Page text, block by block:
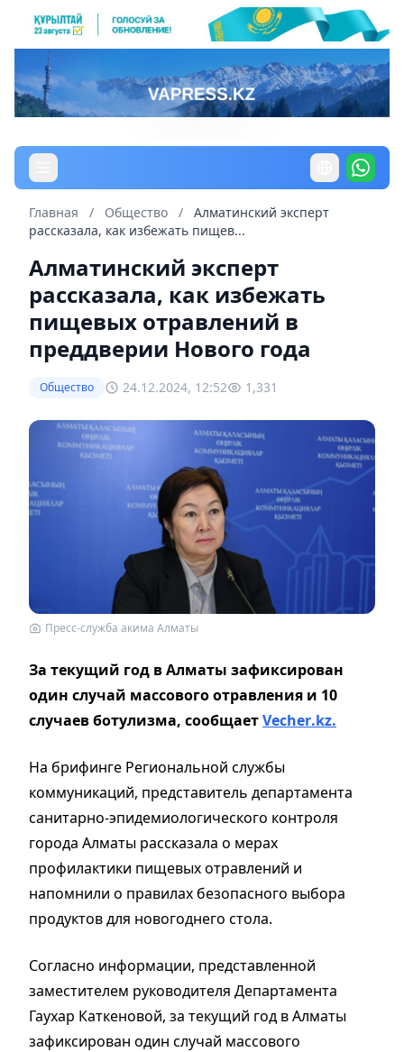
Главная / Общество /
Алматинский эксперт
рассказала, как избежать пищев...
Алматинский эксперт
рассказала, как избежать
пищевых отравлений в
преддверии Нового года
Общество 24.12.2024, 12:52 1,331
Пресс-служба акима Алматы
За текущий год в Алматы зафиксирован
один случай массового отравления и 10
случаев ботулизма, сообщаетVecher.kz.
На брифинге Региональной службы
коммуникаций, представитель департамента
санитарно-эпидемиологического контроля
города Алматы рассказала о мерах
профилактики пищевых отравлений и
напомнили о правилах безопасного выбора
продуктов для новогоднего стола.
Согласно информации, представленной
заместителем руководителя Департамента
Гаухар Каткеновой, за текущий год в Алматы
зафиксирован один случай массового